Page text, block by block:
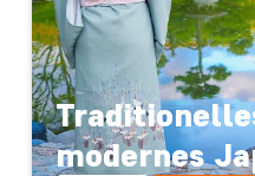
modernes